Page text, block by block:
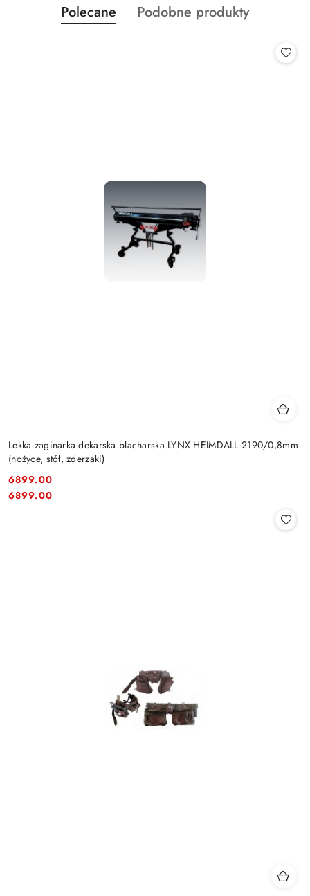
Pomiń karuzelę produktów
Produkty
o
Polecane
Produkty
Podobne produkty
Lekka zaginarka dekarska blacharska LYNX HEIMDALL 2190/0,8mm
(nożyce, stół, zderzaki)
Cena:
6899.00
Cena:
6899.00